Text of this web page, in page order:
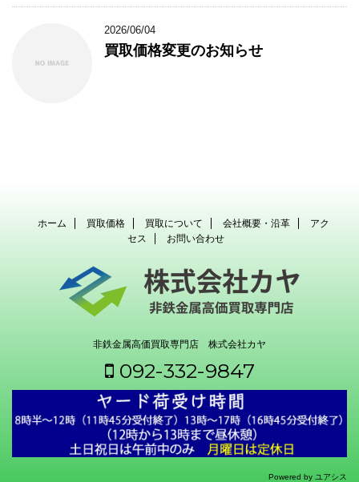
2026/06/04
買取価格変更のお知らせ
ホーム 買取価格 買取について 会社概要・沿革
アク
セス
お問い合わせ
非鉄金属高価買取専門店 株式会社カヤ
092-332-9847
Powered by ユアシス